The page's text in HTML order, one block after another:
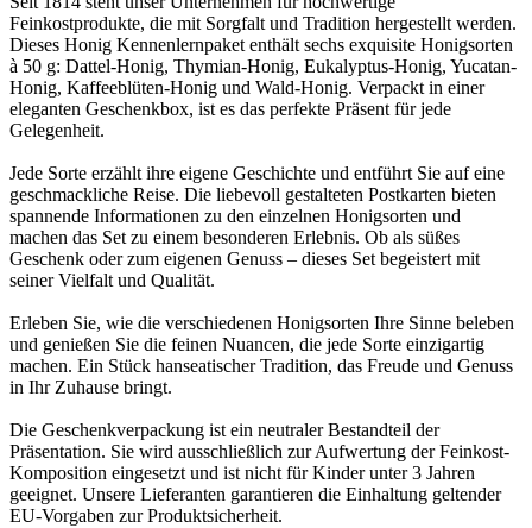
Feinkostprodukte, die mit Sorgfalt und Tradition hergestellt werden.
Dieses Honig Kennenlernpaket enthält sechs exquisite Honigsorten
à 50 g: Dattel-Honig, Thymian-Honig, Eukalyptus-Honig, Yucatan-
Honig, Kaffeeblüten-Honig und Wald-Honig. Verpackt in einer
eleganten Geschenkbox, ist es das perfekte Präsent für jede
Gelegenheit.
Jede Sorte erzählt ihre eigene Geschichte und entführt Sie auf eine
geschmackliche Reise. Die liebevoll gestalteten Postkarten bieten
spannende Informationen zu den einzelnen Honigsorten und
machen das Set zu einem besonderen Erlebnis. Ob als süßes
Geschenk oder zum eigenen Genuss – dieses Set begeistert mit
seiner Vielfalt und Qualität.
Erleben Sie, wie die verschiedenen Honigsorten Ihre Sinne beleben
und genießen Sie die feinen Nuancen, die jede Sorte einzigartig
machen. Ein Stück hanseatischer Tradition, das Freude und Genuss
in Ihr Zuhause bringt.
Die Geschenkverpackung ist ein neutraler Bestandteil der
Präsentation. Sie wird ausschließlich zur Aufwertung der Feinkost-
Komposition eingesetzt und ist nicht für Kinder unter 3 Jahren
geeignet. Unsere Lieferanten garantieren die Einhaltung geltender
EU-Vorgaben zur Produktsicherheit.